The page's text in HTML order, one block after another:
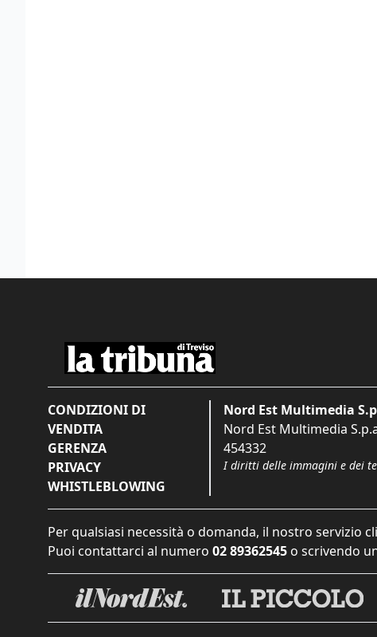
CONDIZIONI DI
VENDITA
GERENZA
PRIVACY
WHISTLEBLOWING
Nord Est Multimedia
Nord Est Multimedia
454332
I diritti delle immagini e dei
Per qualsiasi necessità o domanda, il nostro servizio
Puoi contattarci al numero 02 89362545 o scrivendo